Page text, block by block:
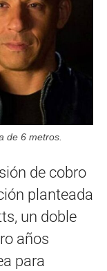
de 6 metros.
de cobro
planteada
un doble
años
para